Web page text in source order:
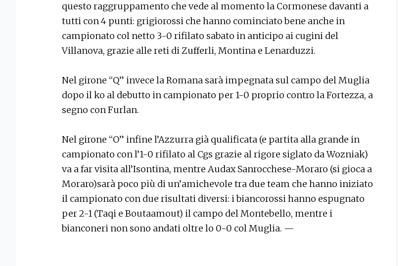
questo raggruppamento che vede al momento la Cormonese davanti a
tutti con 4 punti: grigiorossi che hanno cominciato bene anche in
campionato col netto 3-0 rifilato sabato in anticipo ai cugini del
Villanova, grazie alle reti di Zufferli, Montina e Lenarduzzi.
Nel girone “Q” invece la Romana sarà impegnata sul campo del Muglia
dopo il ko al debutto in campionato per 1-0 proprio contro la Fortezza, a
segno con Furlan.
Nel girone “O” infine l’Azzurra già qualificata (e partita alla grande in
campionato con l’1-0 rifilato al Cgs grazie al rigore siglato da Wozniak)
va a far visita all’Isontina, mentre Audax Sanrocchese-Moraro (si gioca a
Moraro)sarà poco più di un’amichevole tra due team che hanno iniziato
il campionato con due risultati diversi: i biancorossi hanno espugnato
per 2-1 (Taqi e Boutaamout) il campo del Montebello, mentre i
bianconeri non sono andati oltre lo 0-0 col Muglia. —